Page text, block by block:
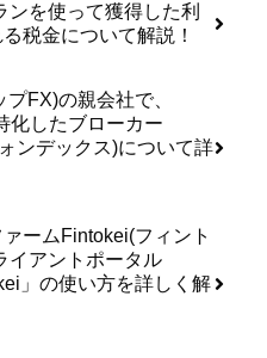
ンを使って獲得した利
税金について解説！
プFX)の親会社で、
化したブローカー
ンデックス)について詳
ームFintokei(フィント
イアントポータル
」の使い方を詳しく解